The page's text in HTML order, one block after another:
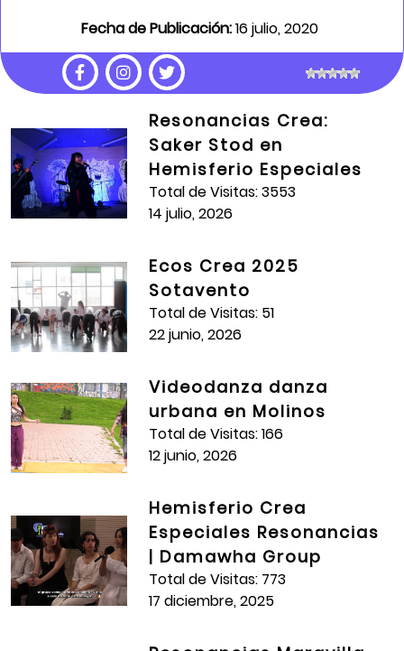
Fecha de Publicación:16 julio, 2020
Recorrer los pasos
Autor:Daniela Pinilla, Lilo Sua, Sofia Pinilla, Josue Pinilla
Colectivo:Principios de la realización audiovisual
Artista formador:Oscar Mauricio Naranjo
Año: 2020
Resonancias Crea:
Saker Stod en
Hemisferio Especiales
Total de Visitas: 3553
14 julio, 2026
Ecos Crea 2025
Sotavento
Total de Visitas: 51
22 junio, 2026
Videodanza danza
urbana en Molinos
Total de Visitas: 166
12 junio, 2026
Hemisferio Crea
Especiales Resonancias
| Damawha Group
Total de Visitas: 773
17 diciembre, 2025